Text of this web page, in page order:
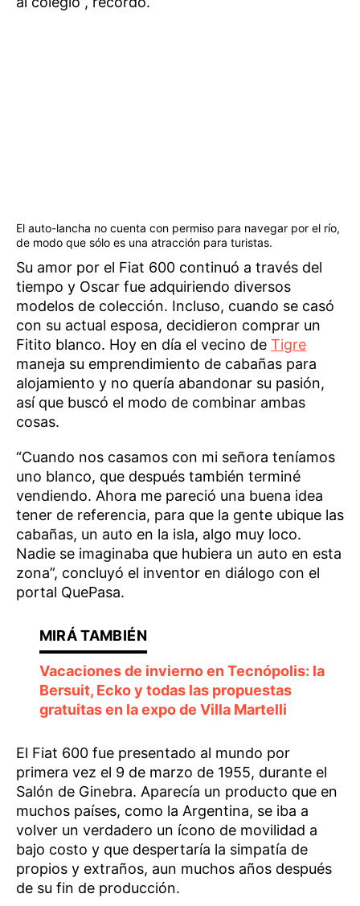
El auto-lancha no cuenta con permiso para navegar por el río,
de modo que sólo es una atracción para turistas.
Su amor por el Fiat 600 continuó a través del
tiempo y Oscar fue adquiriendo diversos
modelos de colección. Incluso, cuando se casó
con su actual esposa, decidieron comprar un
Fitito blanco. Hoy en día el vecino de Tigre
maneja su emprendimiento de cabañas para
alojamiento y no quería abandonar su pasión,
así que buscó el modo de combinar ambas
cosas.
“Cuando nos casamos con mi señora teníamos
uno blanco, que después también terminé
vendiendo. Ahora me pareció una buena idea
tener de referencia, para que la gente ubique las
cabañas, un auto en la isla, algo muy loco.
Nadie se imaginaba que hubiera un auto en esta
zona”, concluyó el inventor en diálogo con el
portal QuePasa.
Vacaciones de invierno en Tecnópolis: la
Bersuit, Ecko y todas las propuestas
gratuitas en la expo de Villa Martelli
El Fiat 600 fue presentado al mundo por
primera vez el 9 de marzo de 1955, durante el
Salón de Ginebra. Aparecía un producto que en
muchos países, como la Argentina, se iba a
volver un verdadero un ícono de movilidad a
bajo costo y que despertaría la simpatía de
propios y extraños, aun muchos años después
de su fin de producción.